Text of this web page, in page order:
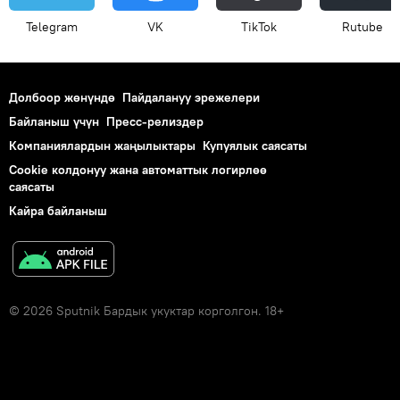
Telegram VK ТikТоk Rutube
Долбоор жөнүндө Пайдалануу эрежелери
Байланыш үчүн Пресс-релиздер
Компаниялардын жаңылыктары Купуялык саясаты
Cookie колдонуу жана автоматтык логирлөө
саясаты
Кайра байланыш
© 2026 Sputnik Бардык укуктар корголгон. 18+